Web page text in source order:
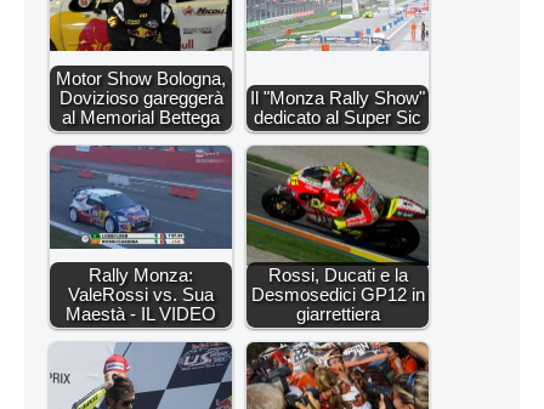
Motor Show Bologna,
Dovizioso gareggerà
al Memorial Bettega
Il "Monza Rally Show"
dedicato al Super Sic
Rally Monza:
ValeRossi vs. Sua
Maestà - IL VIDEO
Rossi, Ducati e la
Desmosedici GP12 in
giarrettiera